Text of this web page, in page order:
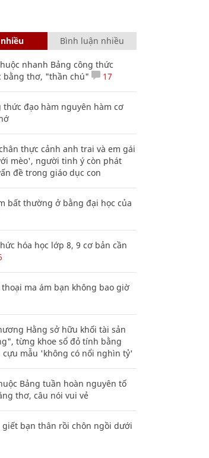
Bình luận nhiều
nhanh Bảng công thức
bằng thơ, "thần chú"
17
thức đạo hàm nguyên hàm cơ
thực cảnh anh trai và em gái
mèo', người tinh ý còn phát
đề trong giáo dục con
bất thường ở bằng đại học của
hóa học lớp 8, 9 cơ bản cần
ma ám bạn không bao giờ
Hằng sở hữu khối tài sản
từng khoe sổ đỏ tính bằng
cựu mẫu 'không có nổi nghìn tỷ'
Bảng tuần hoàn nguyên tố
thơ, câu nói vui vẻ
giết bạn thân rồi chôn ngồi dưới